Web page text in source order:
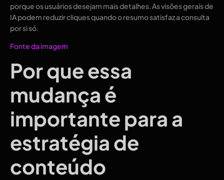
porque os usuários desejam mais detalhes. As visões gerais de
IA podem reduzir cliques quando o resumo satisfaz a consulta
por si só.
Fonte da imagem
Por que essa
mudança é
importante para a
estratégia de
conteúdo